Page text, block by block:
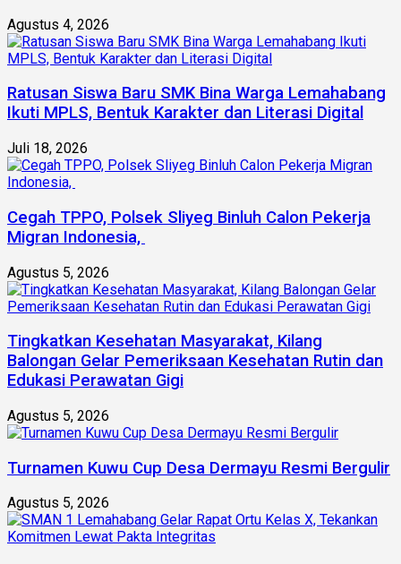
Agustus 4, 2026
Ratusan Siswa Baru SMK Bina Warga Lemahabang
Ikuti MPLS, Bentuk Karakter dan Literasi Digital
Juli 18, 2026
Cegah TPPO, Polsek Sliyeg Binluh Calon Pekerja
Migran Indonesia,
Agustus 5, 2026
Tingkatkan Kesehatan Masyarakat, Kilang
Balongan Gelar Pemeriksaan Kesehatan Rutin dan
Edukasi Perawatan Gigi
Agustus 5, 2026
Turnamen Kuwu Cup Desa Dermayu Resmi Bergulir
Agustus 5, 2026